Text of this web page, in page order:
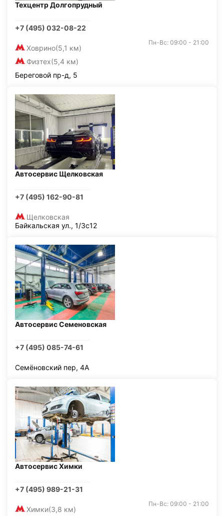
Техцентр Долгопрудный
+7 (495) 032-08-22
Ховрино(5,1 км)
Физтех(5,4 км)
Пн-Вс: 09:00 - 21:00
Береговой пр-д, 5
Автосервис Щелковская
+7 (495) 162-90-81
Щелковская
Байкальская ул., 1/3с12
Автосервис Семеновская
+7 (495) 085-74-61
Семёновский пер, 4А
Автосервис Химки
+7 (495) 989-21-31
Химки(3,8 км)
Пн-Вс: 09:00 - 21:00